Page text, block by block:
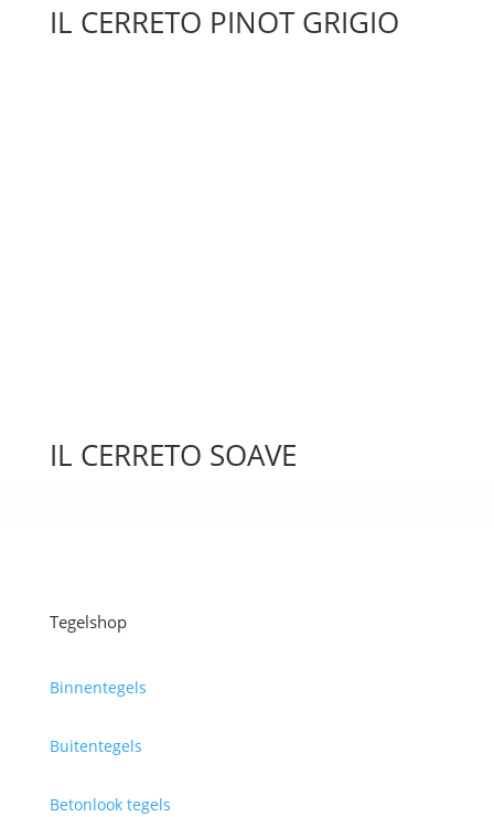
IL CERRETO PINOT GRIGIO
IL CERRETO SOAVE
Tegelshop
Binnentegels
Buitentegels
Betonlook tegels